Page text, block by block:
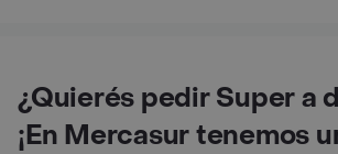
¿Quierés pedir Super a
¡En Mercasur tenemos